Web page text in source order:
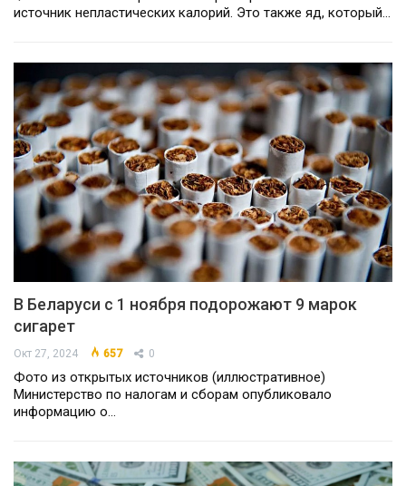
источник непластических калорий. Это также яд, который…
В Беларуси с 1 ноября подорожают 9 марок
сигарет
Окт 27, 2024 657 0
Фото из открытых источников (иллюстративное)
Министерство по налогам и сборам опубликовало
информацию о…